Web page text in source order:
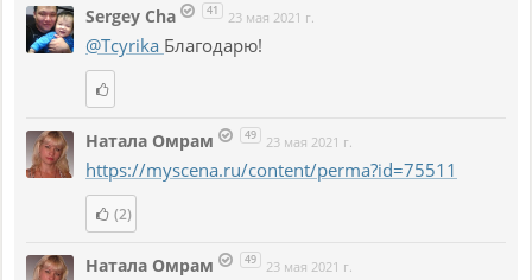
Sergey Cha 41 23 мая 2021 г.
@Tcyrika Благодарю!
Натала Омрам 49 23 мая 2021 г.
https://myscena.ru/content/perma?id=75511
(2)
Натала Омрам 49 23 мая 2021 г.